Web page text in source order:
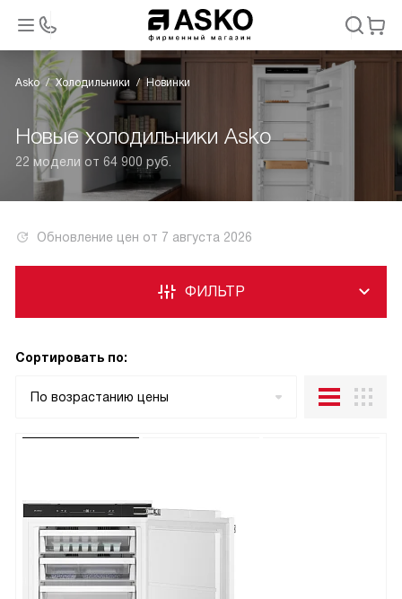
Asko Холодильники Новинки
Новые холодильники Asko
22 модели от 64 900 руб.
Обновление цен от 7 августа 2026
ФИЛЬТР
Сортировать по:
По возрастанию цены